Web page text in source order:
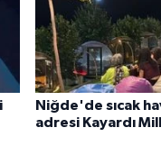
Niğde'de sıcak
adresi Kayardı